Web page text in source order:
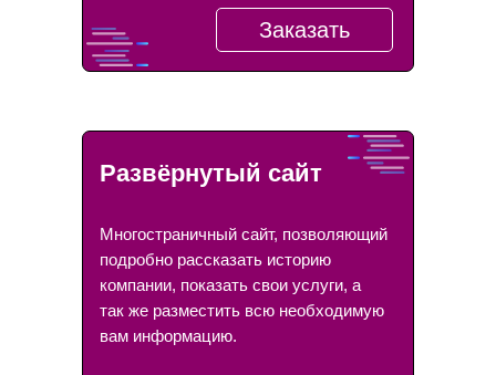
Заказать
Развёрнутый сайт
Многостраничный сайт, позволяющий
подробно рассказать историю
компании, показать свои услуги, а
так же разместить всю необходимую
вам информацию.